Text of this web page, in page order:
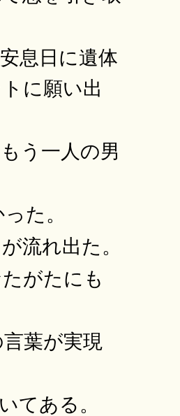
息日に遺体
に願い出
う一人の男
た。
流れ出た。
がたにも
葉が実現
てある。